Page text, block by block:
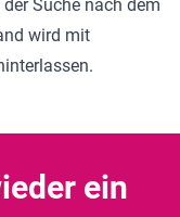
Suche nach dem
wird mit
ein